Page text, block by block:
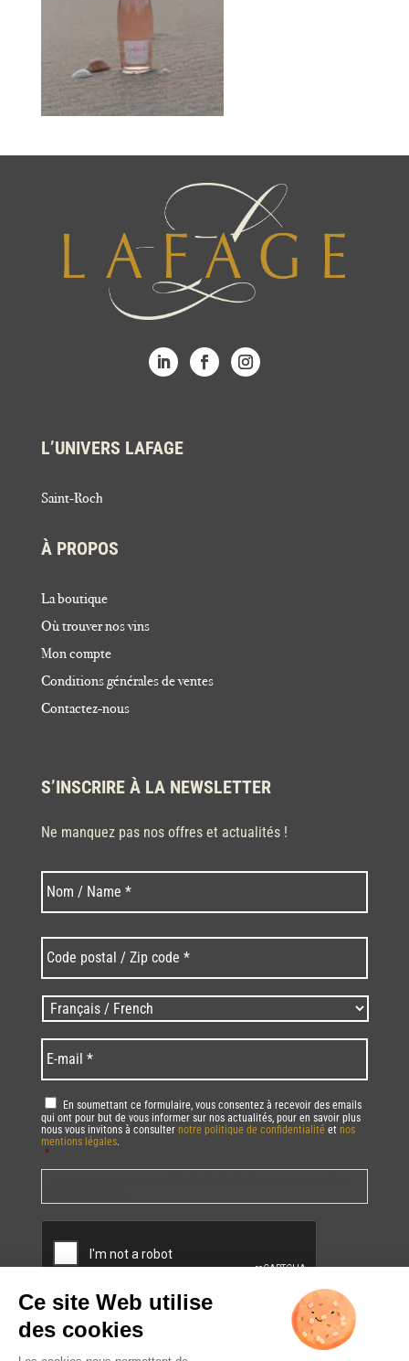
L’UNIVERS LAFAGE
Saint-Roch
À PROPOS
La boutique
Où trouver nos vins
Mon compte
Conditions générales de ventes
Contactez-nous
S’INSCRIRE À LA NEWSLETTER
Ne manquez pas nos offres et actualités !
Nom * Nom
postal
/
Zip
code
* *
Langues
/
Language *
mail *
RGPD *
En soumettant ce formulaire, vous consentez à recevoir des emails
qui ont pour but de vous informer sur nos actualités, pour en savoir plus
nous vous invitons à consulter notre politique de confidentialité et nos
mentions légales.
*